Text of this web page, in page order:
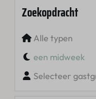
Zoekopdracht
Alle typen
een midweek
Selecteer